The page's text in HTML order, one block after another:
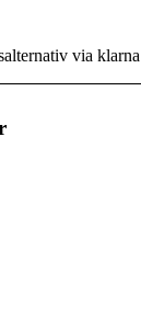
via klarna